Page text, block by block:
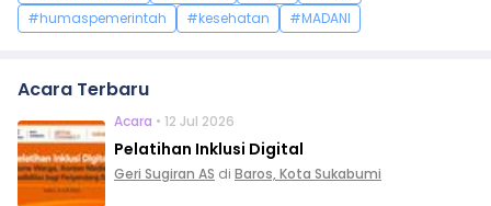
#humaspemerintah
#kesehatan #MADANI
Acara Terbaru
Acara • 12 Jul 2026
Pelatihan Inklusi Digital
Geri Sugiran AS di Baros, Kota Sukabumi